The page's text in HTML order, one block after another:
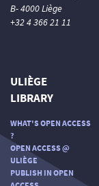
B- 4000 Liège
+32 4 366 21 11
ULIÈGE
LIBRARY
WHAT'S OPEN ACCESS
?
OPEN ACCESS @
ULIÈGE
PUBLISH IN OPEN